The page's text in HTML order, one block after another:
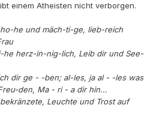
einem Atheisten nicht verborgen.
he und mäch-ti-ge, lieb-reich
herz-in-nig-lich, Leib dir und See-
dir ge - -ben; al-les, ja al - -les was
den, Ma - ri - a dir hin...
Leuchte und Trost auf